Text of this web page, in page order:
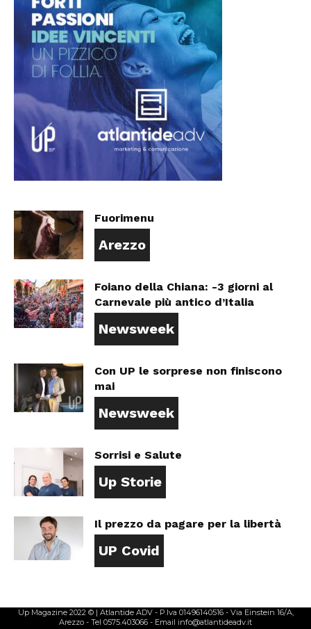
Fuorimenu
Arezzo
Foiano della Chiana: -3 giorni al
Carnevale più antico d’Italia
Newsweek
Con UP le sorprese non finiscono
mai
Newsweek
Sorrisi e Salute
Up Storie
Il prezzo da pagare per la libertà
UP Covid
Up Magazine 2022 © | Atlantide ADV - P.Iva 01496140516 - Via Einstein 16/A,
Arezzo - Tel 0575.403066 - Email info@atlantideadv.it